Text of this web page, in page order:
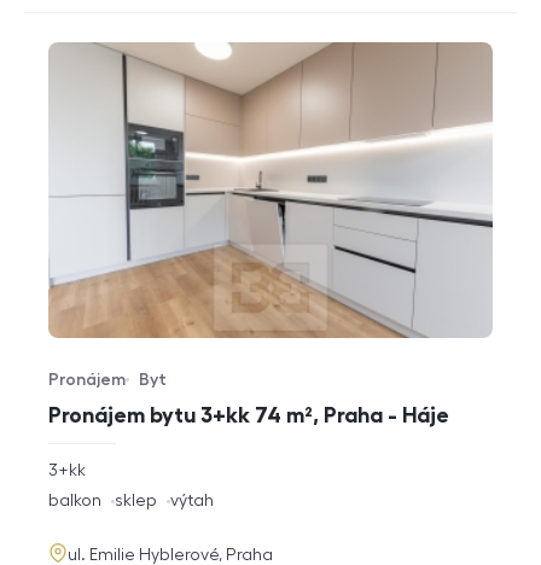
Pronájem bytu 3+kk 74 m², Praha - Háje
Typ nabídky
Pronájem
Typ nemovitosti
Byt
rozměry
3+kk
funkce
balkon sklep výtah
adresa
ul. Emilie Hyblerové, Praha